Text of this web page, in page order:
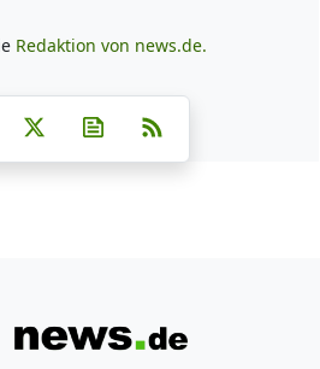
Redaktion von news.de.
auf Facebook
Teilen auf Whatsapp
Teilen auf Telegram
Pinterest
E-Mail teilen
Post auf XNewsletter abonnieren